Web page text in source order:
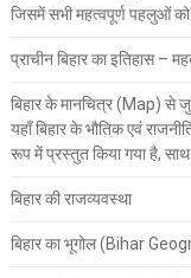
जिसमें सभी महत्वपूर्ण पहलुओं को
प्राचीन बिहार का इतिहास –
बिहार के मानचित्र (Map) से
यहाँ बिहार के भौतिक एवं
रूप में प्रस्तुत किया गया है, साथ
बिहार की राजव्यवस्था
बिहार का भूगोल (Bihar